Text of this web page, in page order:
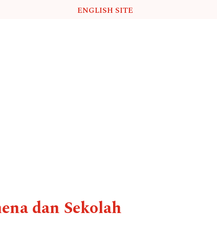
ENGLISH SITE
dan Sekolah